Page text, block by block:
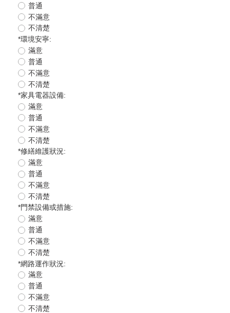
普通
不滿意
不清楚
*環境安寧:
滿意
普通
不滿意
不清楚
*家具電器設備:
滿意
普通
不滿意
不清楚
*修繕維護狀況:
滿意
普通
不滿意
不清楚
*門禁設備或措施:
滿意
普通
不滿意
不清楚
*網路運作狀況:
滿意
普通
不滿意
不清楚